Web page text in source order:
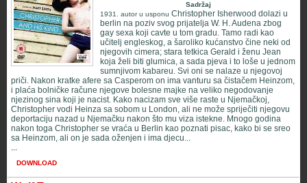
Sadržaj
1931. autor u usponu Christopher Isherwood dolazi u
berlin na poziv svog prijatelja W. H. Audena zbog
gay sexa koji cavte u tom gradu. Tamo radi kao
učitelj engleskog, a šaroliko kućanstvo čine neki od
njegovih cimera; stara tetkica Gerald i ženu Jean
koja želi biti glumica, a sada pjeva i to loše u jednom
sumnjivom kabareu. Svi oni se nalaze u njegovoj
priči. Nakon kratke afere sa Casperom on ima vanturu sa čistačem Heinzom,
i plaća bolničke račune njegove bolesne majke na veliko negodovanje
njezinog sina koji je nacist. Kako nacizam sve više raste u Njemačkoj,
Christopher vodi Heinza sa sobom u London, ali ne može spriječiti njegovu
deportaciju nazad u Njemačku nakon što mu viza istekne. Mnogo godina
nakon toga Christopher se vraća u Berlin kao poznati pisac, kako bi se sreo
sa Heinzom, ali on je sada oženjen i ima djecu...
...
DOWNLOAD